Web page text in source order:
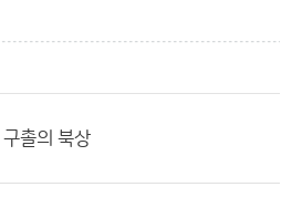
촐의 북상